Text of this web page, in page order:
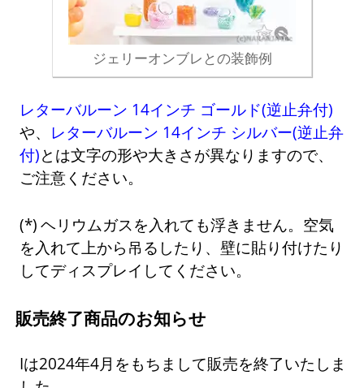
ジェリーオンブレとの装飾例
レターバルーン 14インチ ゴールド(逆止弁付)
や、
レターバルーン 14インチ シルバー(逆止弁
付)とは文字の形や大きさが異なりますので、
ご注意ください。
ヘリウムガスを入れても浮きません。空気
を入れて上から吊るしたり、壁に貼り付けたり
してディスプレイしてください。
販売終了商品のお知らせ
Iは2024年4月をもちまして販売を終了いたしま